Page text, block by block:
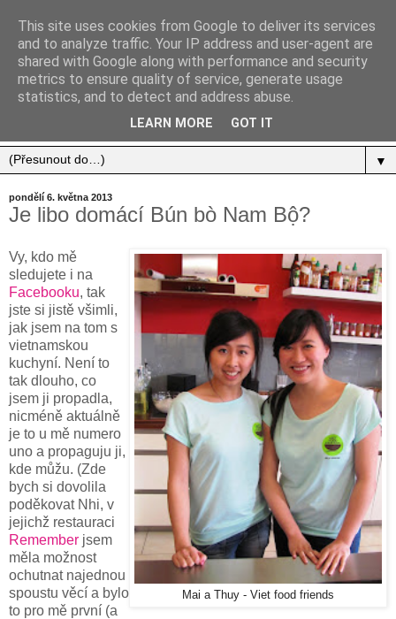
Jídlo, cestování, život.
▼
pondělí 6. května 2013
Je libo domácí Bún bò Nam Bộ?
Mai a Thuy - Viet food friends
Vy, kdo mě
sledujete i na
Facebooku, tak
jste si jistě všimli,
jak jsem na tom s
vietnamskou
kuchyní. Není to
tak dlouho, co
jsem ji propadla,
nicméně aktuálně
je to u mě numero
uno a propaguju ji,
kde můžu. (Zde
bych si dovolila
poděkovat Nhi, v
jejichž restauraci
Remember jsem
měla možnost
ochutnat najednou
spoustu věcí a bylo
to pro mě první (a
This site uses cookies from Google to deliver its services
and to analyze traffic. Your IP address and user-agent are
shared with Google along with performance and security
metrics to ensure quality of service, generate usage
statistics, and to detect and address abuse.
LEARN MORE GOT IT